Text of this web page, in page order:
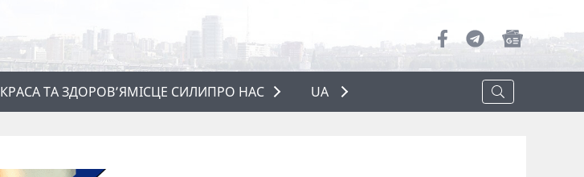
КРАСА ТА ЗДОРОВ’ЯМІСЦЕ СИЛИПРО НАС
UA